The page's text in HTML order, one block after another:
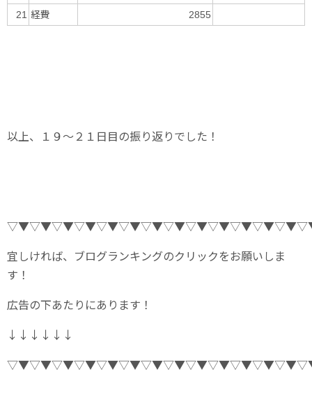
21 経費 2855
以上、１９～２１日目の振り返りでした！
宜しければ、ブログランキングのクリックをお願いしま
す！
広告の下あたりにあります！
↓↓↓↓↓↓